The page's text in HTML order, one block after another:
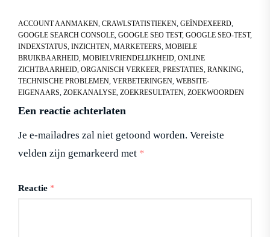
ACCOUNT AANMAKEN CRAWLSTATISTIEKEN GEÏNDEXEERD
GOOGLE SEARCH CONSOLE GOOGLE SEO TEST, GOOGLE SEO-TEST,
INDEXSTATUS INZICHTEN MARKETEERS MOBIELE
BRUIKBAARHEID MOBIELVRIENDELIJKHEID ONLINE
ZICHTBAARHEID ORGANISCH VERKEER PRESTATIES RANKING
TECHNISCHE PROBLEMEN VERBETERINGEN WEBSITE-
EIGENAARS ZOEKANALYSE ZOEKRESULTATEN ZOEKWOORDEN
Een reactie achterlaten
Je e-mailadres zal niet getoond worden. Vereiste
velden zijn gemarkeerd met *
Reactie *